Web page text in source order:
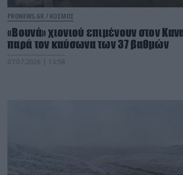
PRONEWS.GR / ΚΟΣΜΟΣ
«Βουνά» χιονιού επιμένουν στον
παρά τον καύσωνα των 37 βαθμών
07.07.2026 | 13:58